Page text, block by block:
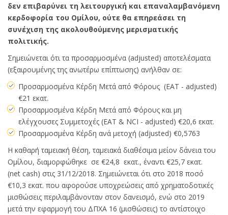
δεν επιβαρύνει τη λειτουργική και επαναλαμβανόμενη
κερδοφορία του Ομίλου, ούτε θα επηρεάσει τη
συνέχιση της ακολουθούμενης μερισματικής
πολιτικής.
Σημειώνεται ότι τα προσαρμοσμένα (adjusted) αποτελέσματα
(εξαιρουμένης της ανωτέρω επίπτωσης) ανήλθαν σε:
Προσαρμοσμένα Κέρδη Μετά από Φόρους (ΕΑΤ - adjusted)
€21 εκατ.
Προσαρμοσμένα Κέρδη Μετά από Φόρους και μη
ελέγχουσες Συμμετοχές (ΕΑΤ & NCI - adjusted) €20,6 εκατ.
Προσαρμοσμένα Κέρδη ανά μετοχή (adjusted) €0,5763
Η καθαρή ταμειακή θέση, ταμειακά διαθέσιμα μείον δάνεια του
Ομίλου, διαμορφώθηκε σε €24,8 εκατ., έναντι €25,7 εκατ.
(net cash) στις 31/12/2018. Σημειώνεται ότι στο 2018 ποσό
€10,3 εκατ. που αφορούσε υποχρεώσεις από χρηματοδοτικές
μισθώσεις περιλαμβάνονταν στον δανεισμό, ενώ στo 2019
μετά την εφαρμογή του ΔΠΧΑ 16 (μισθώσεις) το αντίστοιχο